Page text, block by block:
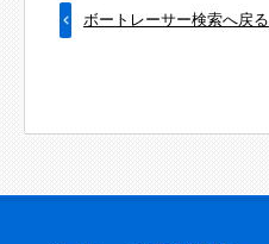
ボートレーサー検索へ戻る